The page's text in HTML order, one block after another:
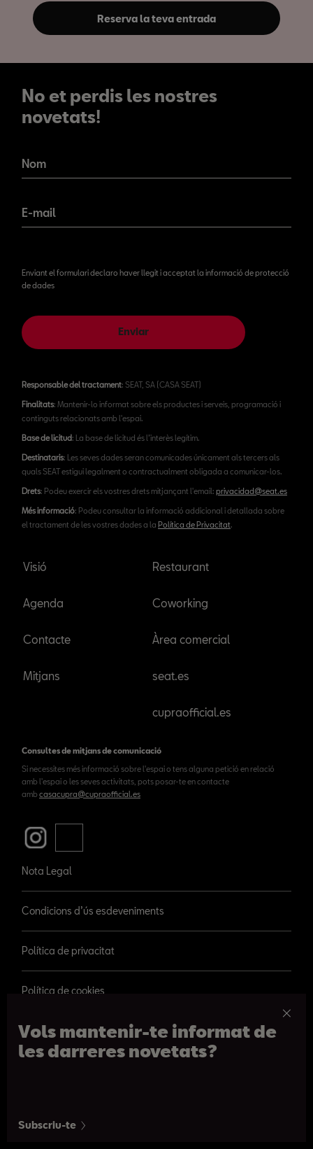
Vols mantenir-te informat de
les darreres novetats?
Subscriu-te
Reserva la teva entrada
No et perdis les nostres
novetats!
novetats!
Nom
E-mail
Enviant el formulari declaro haver llegit i acceptat la informació de protecció
de dades
Enviar
Responsable del tractament: SEAT, SA (CASA SEAT)
Finalitats: Mantenir-lo informat sobre els productes i serveis, programació i
continguts relacionats amb l'espai.
Base de licitud: La base de licitud és l’interès legítim.
Destinataris: Les seves dades seran comunicades únicament als tercers als
quals SEAT estigui legalment o contractualment obligada a comunicar-los.
Drets: Podeu exercir els vostres drets mitjançant l'email: privacidad@seat.es
Més informació: Podeu consultar la informació addicional i detallada sobre
el tractament de les vostres dades a la Política de Privacitat.
Visió
Agenda
Contacte
Mitjans
Restaurant
Coworking
Àrea comercial
seat.es
cupraofficial.es
De 09h a 20:30h. De dilluns a dissabte
Consultes de mitjans de comunicació
Si necessites més informació sobre l'espai o tens alguna petició en relació
amb l'espai o les seves activitats, pots posar-te en contacte
amb casacupra@cupraofficial.es
Nota Legal
Condicions d’ús esdeveniments
Política de privacitat
Política de cookies